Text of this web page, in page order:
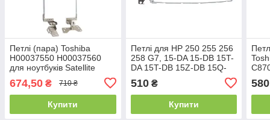
Петлі (пара) Toshiba
H00037550 H00037560
для ноутбуків Satellite
C875D, L870, L875D
674,50 ₴ 710 ₴
Купити
Петлі для HP 250 255 256
258 G7, 15-DA 15-DB 15T-
DA 15T-DB 15Z-DB 15Q-
ліва+права, L20420-001,
TPN-C138
510₴
Купити
580